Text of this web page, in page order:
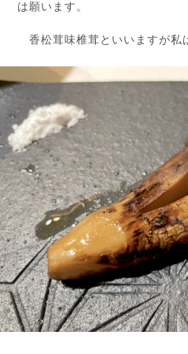
は願います。
香松茸味椎茸といいますが私